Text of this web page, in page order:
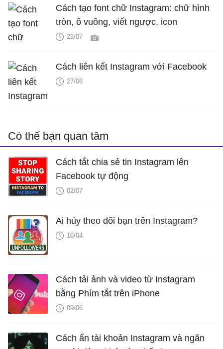
Cách tạo font chữ Instagram: chữ hình
tròn, ô vuông, viết ngược, icon
23/07
Cách liên kết Instagram với Facebook
27/06
Có thể bạn quan tâm
Cách tắt chia sẻ tin Instagram lên
Facebook tự động
02/07
Ai hủy theo dõi bạn trên Instagram?
16/04
Cách tải ảnh và video từ Instagram
bằng Phím tắt trên iPhone
09/06
Cách ẩn tài khoản Instagram và ngăn